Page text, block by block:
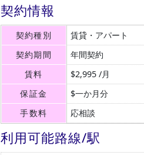
契約情報
契約種別
賃貸・アパート
契約期間
年間契約
賃料
$2,995 /月
保証金
$一か月分
手数料
応相談
利用可能路線/駅